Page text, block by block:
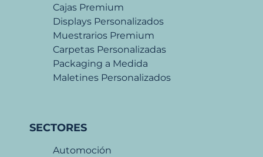
Cajas Premium
Displays Personalizados
Muestrarios Premium
Carpetas Personalizadas
Packaging a Medida
Maletines Personalizados
SECTORES
Automoción